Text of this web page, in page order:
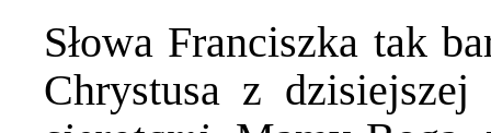
Słowa Franciszka tak
Chrystusa z